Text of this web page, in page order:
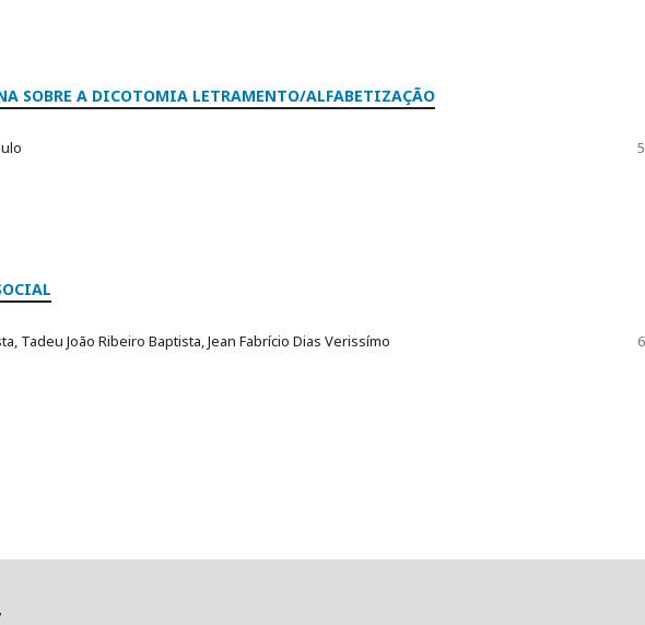
SOBRE A DICOTOMIA LETRAMENTO/ALFABETIZAÇÃO
Tadeu João Ribeiro Baptista, Jean Fabrício Dias Verissímo